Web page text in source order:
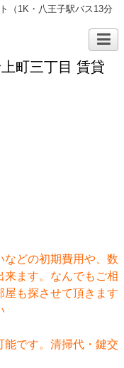
（1K・八王子駅バス13分
町三丁目 賃貸
どの初期費用や、数
ます。なんでもご相
も探させて頂きます
です。清掃代・鍵交